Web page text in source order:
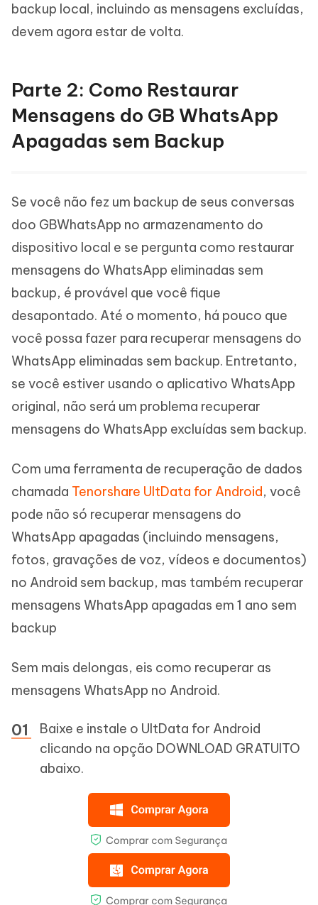
backup local, incluindo as mensagens excluídas,
devem agora estar de volta.
Parte 2: Como Restaurar
Mensagens do GB WhatsApp
Apagadas sem Backup
Se você não fez um backup de seus conversas
doo GBWhatsApp no armazenamento do
dispositivo local e se pergunta como restaurar
mensagens do WhatsApp eliminadas sem
backup, é provável que você fique
desapontado. Até o momento, há pouco que
você possa fazer para recuperar mensagens do
WhatsApp eliminadas sem backup. Entretanto,
se você estiver usando o aplicativo WhatsApp
original, não será um problema recuperar
mensagens do WhatsApp excluídas sem backup.
Com uma ferramenta de recuperação de dados
chamada Tenorshare UltData for Android, você
pode não só recuperar mensagens do
WhatsApp apagadas (incluindo mensagens,
fotos, gravações de voz, vídeos e documentos)
no Android sem backup, mas também recuperar
mensagens WhatsApp apagadas em 1 ano sem
backup
Sem mais delongas, eis como recuperar as
mensagens WhatsApp no Android.
Baixe e instale o UltData for Android
clicando na opção DOWNLOAD GRATUITO
abaixo.